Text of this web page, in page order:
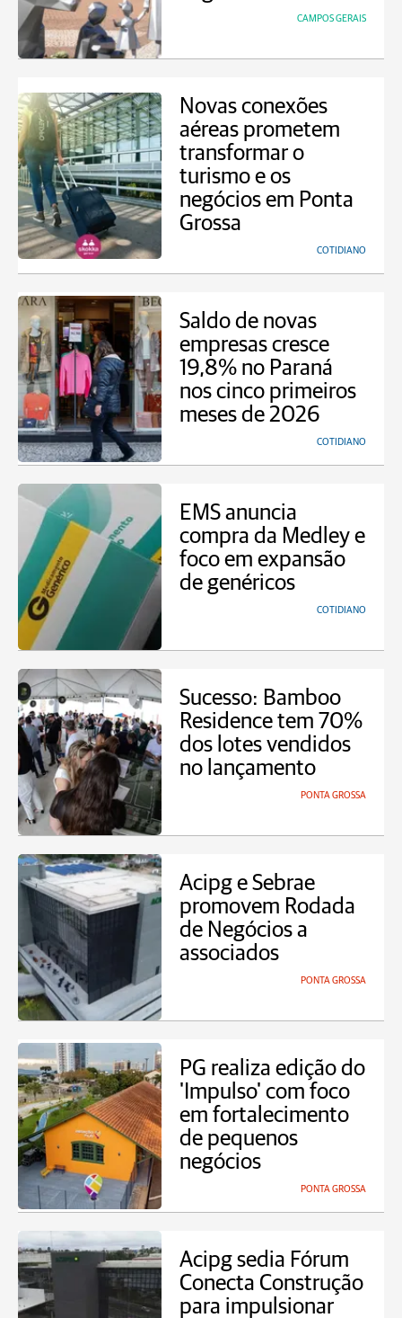
CAMPOS GERAIS
Novas conexões
aéreas prometem
transformar o
turismo e os
negócios em Ponta
Grossa
COTIDIANO
Saldo de novas
empresas cresce
19,8% no Paraná
nos cinco primeiros
meses de 2026
COTIDIANO
EMS anuncia
compra da Medley e
foco em expansão
de genéricos
COTIDIANO
Sucesso: Bamboo
Residence tem 70%
dos lotes vendidos
no lançamento
PONTA GROSSA
Acipg e Sebrae
promovem Rodada
de Negócios a
associados
PONTA GROSSA
PG realiza edição do
'Impulso' com foco
em fortalecimento
de pequenos
negócios
PONTA GROSSA
Acipg sedia Fórum
Conecta Construção
para impulsionar